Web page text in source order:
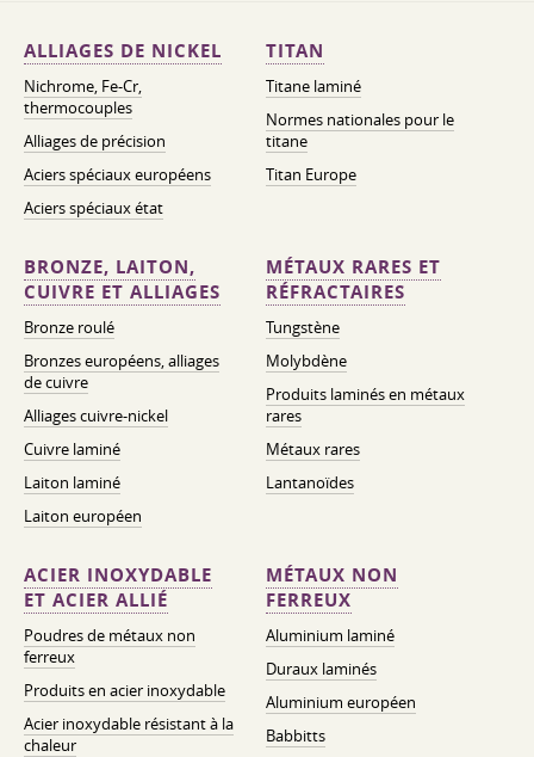
ALLIAGES DE NICKEL
Nichrome, Fe-Cr,
thermocouples
Alliages de précision
Aciers spéciaux européens
Aciers spéciaux état
TITAN
Titane laminé
Normes nationales pour le
titane
Titan Europe
BRONZE, LAITON,
CUIVRE ET ALLIAGES
Bronze roulé
Bronzes européens, alliages
de cuivre
Alliages cuivre-nickel
Cuivre laminé
Laiton laminé
Laiton européen
MÉTAUX RARES ET
RÉFRACTAIRES
Tungstène
Molybdène
Produits laminés en métaux
rares
Métaux rares
Lantanoïdes
ACIER INOXYDABLE
ET ACIER ALLIÉ
Poudres de métaux non
ferreux
Produits en acier inoxydable
Acier inoxydable résistant à la
chaleur
MÉTAUX NON
FERREUX
Aluminium laminé
Duraux laminés
Aluminium européen
Babbitts